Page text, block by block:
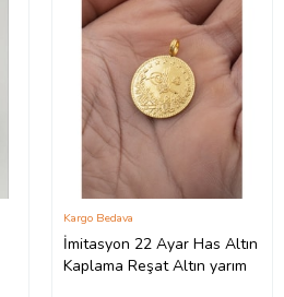
İmitasyon 22 Ayar Has Altın
Kaplama Reşat Altın yarım
Kargo Bedava